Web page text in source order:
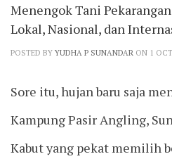
Menengok Tani
Lokal, Nasional, dan
POSTED BY YUDHA P SUNANDAR ON 1
Sore itu, hujan baru saja
Kampung Pasir Angling,
Kabut yang pekat memilih